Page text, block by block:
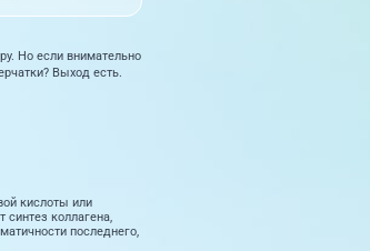
Но если внимательно
Выход есть.
кислоты или
синтез коллагена,
последнего,